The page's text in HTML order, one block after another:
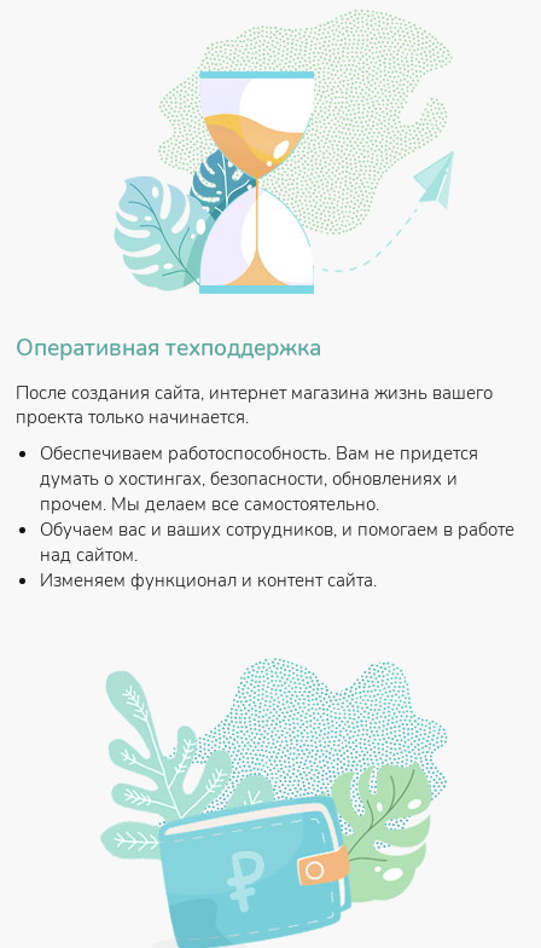
Оперативная техподдержка
После создания сайта, интернет магазина жизнь вашего
проекта только начинается.
Обеспечиваем работоспособность. Вам не придется
думать о хостингах, безопасности, обновлениях и
прочем. Мы делаем все самостоятельно.
Обучаем вас и ваших сотрудников, и помогаем в работе
над сайтом.
Изменяем функционал и контент сайта.